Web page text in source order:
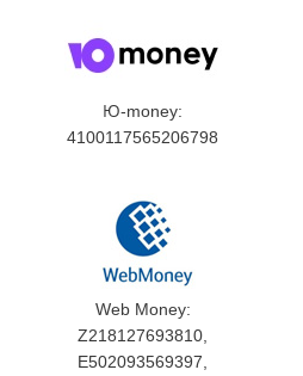
Ю-money:
4100117565206798
Web Money:
Z218127693810,
E502093569397,